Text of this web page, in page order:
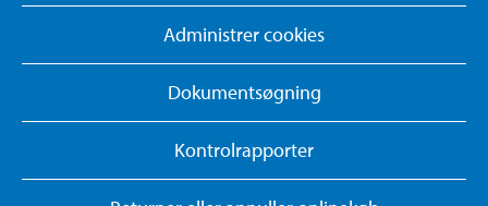
Administrer cookies
Dokumentsøgning
Kontrolrapporter